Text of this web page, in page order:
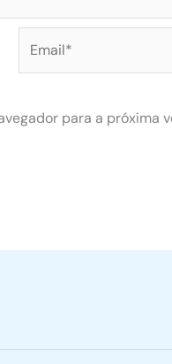
para a próxima